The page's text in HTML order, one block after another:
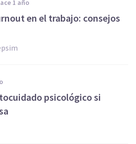
hace 1 año
en el trabajo: consejos
psicológico si